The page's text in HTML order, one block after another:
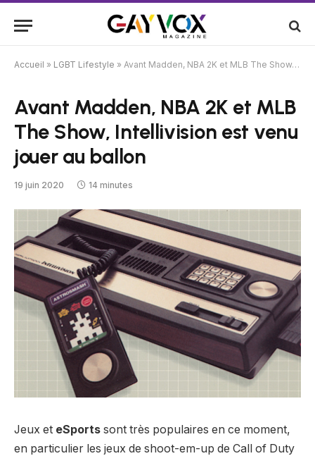
Accueil » LGBT Lifestyle » Avant Madden, NBA 2K et MLB The Show, Intellivision est venu jouer au ballon
Avant Madden, NBA 2K et MLB
The Show, Intellivision est venu
jouer au ballon
19 juin 2020 14 minutes
Jeux et eSports sont très populaires en ce moment,
en particulier les jeux de shoot-em-up de Call of Duty